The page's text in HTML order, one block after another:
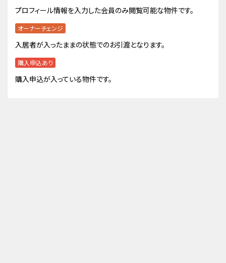
プロフィール情報を入力した会員のみ閲覧可能な物件です。
オーナーチェンジ
入居者が入ったままの状態でのお引渡となります。
購入申込あり
購入申込が入っている物件です。